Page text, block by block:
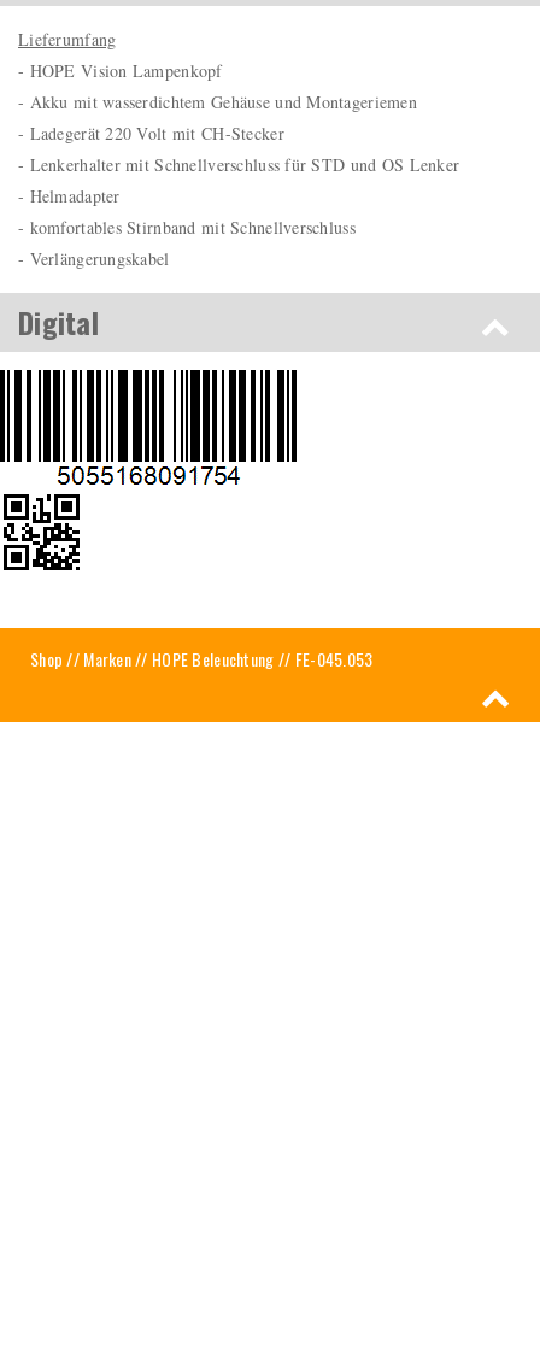
Lieferumfang
- HOPE Vision Lampenkopf
- Akku mit wasserdichtem Gehäuse und Montageriemen
- Ladegerät 220 Volt mit CH-Stecker
- Lenkerhalter mit Schnellverschluss für STD und OS Lenker
- Helmadapter
- komfortables Stirnband mit Schnellverschluss
- Verlängerungskabel
Digital
Shop//Marken// HOPE Beleuchtung// FE-045.053